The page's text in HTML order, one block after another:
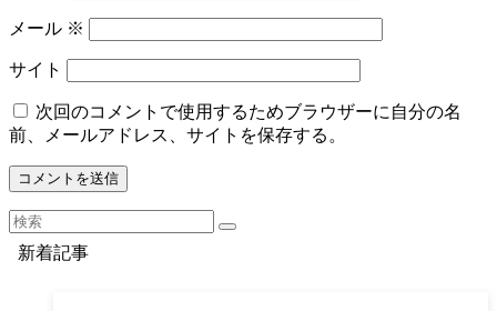
メール ※
サイト
次回のコメントで使用するためブラウザーに自分の名
前、メールアドレス、サイトを保存する。
新着記事